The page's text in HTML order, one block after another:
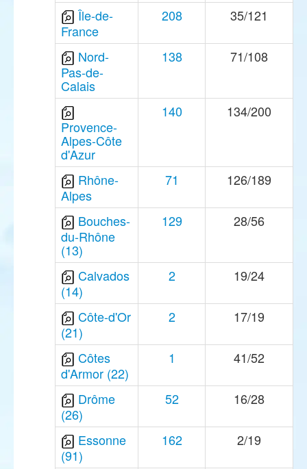
Île-de-
France
208 35/121
Nord-
Pas-de-
Calais
138 71/108
Provence-
Alpes-Côte
d'Azur
140 134/200
Rhône-
Alpes
71 126/189
Bouches-
du-Rhône
(13)
129 28/56
Calvados
(14)
2 19/24
Côte-d'Or
(21)
2 17/19
Côtes
d'Armor (22)
1 41/52
Drôme
(26)
52 16/28
Essonne
(91)
162 2/19